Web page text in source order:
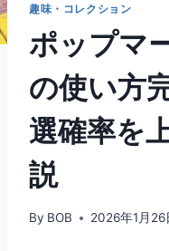
趣味・コレクション
ポップマ
の使い方
選確率を
説
By BOB 2026年1月26